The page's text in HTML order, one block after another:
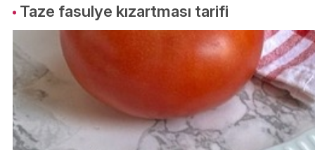
Taze fasulye kızartması tarifi